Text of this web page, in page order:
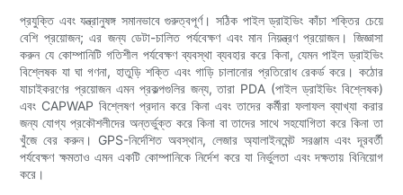
প্রযুক্তি এবং যন্ত্রানুষঙ্গ সমানভাবে গুরুত্বপূর্ণ। সঠিক পাইল ড্রাইভিং কাঁচা শক্তির চেয়ে
বেশি প্রয়োজন; এর জন্য ডেটা-চালিত পর্যবেক্ষণ এবং মান নিয়ন্ত্রণ প্রয়োজন। জিজ্ঞাসা
করুন যে কোম্পানিটি গতিশীল পর্যবেক্ষণ ব্যবস্থা ব্যবহার করে কিনা, যেমন পাইল ড্রাইভিং
বিশ্লেষক যা ঘা গণনা, হাতুড়ি শক্তি এবং গাড়ি চালানোর প্রতিরোধ রেকর্ড করে। কঠোর
যাচাইকরণের প্রয়োজন এমন প্রকল্পগুলির জন্য, তারা PDA (পাইল ড্রাইভিং বিশ্লেষক)
এবং CAPWAP বিশ্লেষণ প্রদান করে কিনা এবং তাদের কর্মীরা ফলাফল ব্যাখ্যা করার
জন্য যোগ্য প্রকৌশলীদের অন্তর্ভুক্ত করে কিনা বা তাদের সাথে সহযোগিতা করে কিনা তা
খুঁজে বের করুন। GPS-নির্দেশিত অবস্থান, লেজার অ্যালাইনমেন্ট সরঞ্জাম এবং দূরবর্তী
পর্যবেক্ষণ ক্ষমতাও এমন একটি কোম্পানিকে নির্দেশ করে যা নির্ভুলতা এবং দক্ষতায় বিনিয়োগ
করে।